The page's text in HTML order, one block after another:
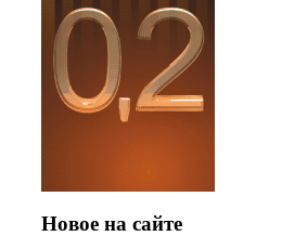
Новое на сайте